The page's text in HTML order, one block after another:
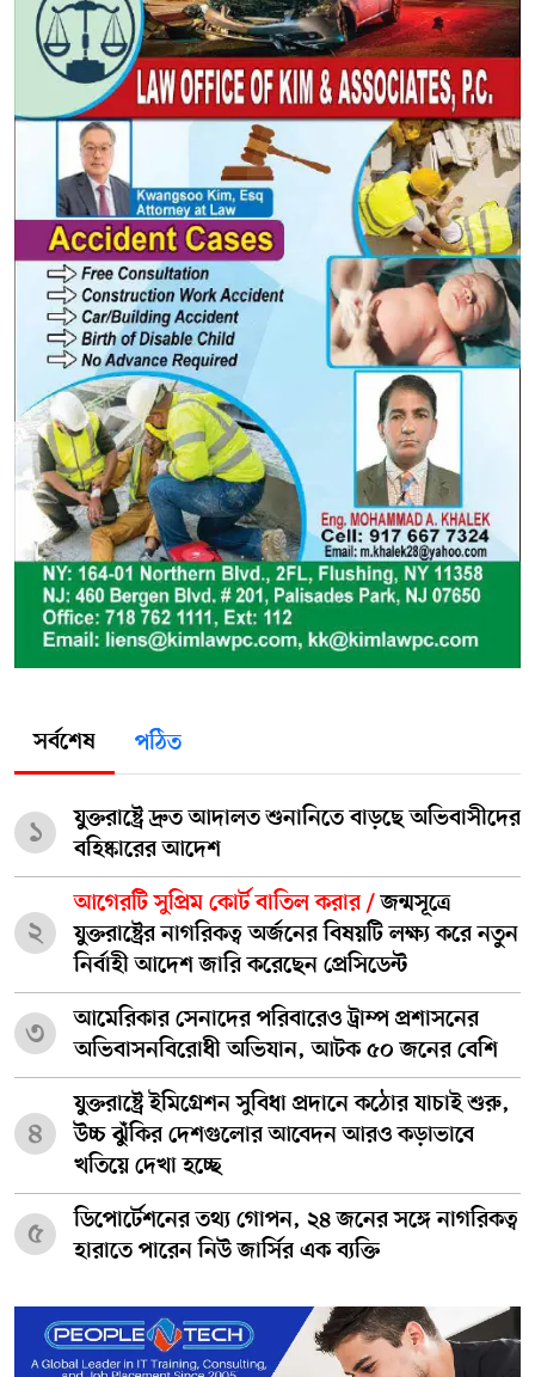
সর্বশেষ পঠিত
১
যুক্তরাষ্ট্রে দ্রুত আদালত শুনানিতে বাড়ছে অভিবাসীদের
বহিষ্কারের আদেশ
২
আগেরটি সুপ্রিম কোর্ট বাতিল করার /জন্মসূত্রে
যুক্তরাষ্ট্রের নাগরিকত্ব অর্জনের বিষয়টি লক্ষ্য করে নতুন
নির্বাহী আদেশ জারি করেছেন প্রেসিডেন্ট
৩
আমেরিকার সেনাদের পরিবারেও ট্রাম্প প্রশাসনের
অভিবাসনবিরোধী অভিযান, আটক ৫০ জনের বেশি
৪
যুক্তরাষ্ট্রে ইমিগ্রেশন সুবিধা প্রদানে কঠোর যাচাই শুরু,
উচ্চ ঝুঁকির দেশগুলোর আবেদন আরও কড়াভাবে
খতিয়ে দেখা হচ্ছে
৫
ডিপোর্টেশনের তথ্য গোপন, ২৪ জনের সঙ্গে নাগরিকত্ব
হারাতে পারেন নিউ জার্সির এক ব্যক্তি